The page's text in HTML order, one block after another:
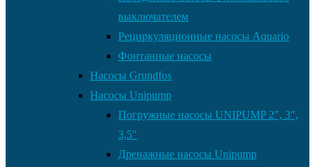
выключателем
Рециркуляционные насосы Aquario
Фонтанные насосы
Насосы Grundfos
Насосы Unipump
Погружные насосы UNIPUMP 2″, 3″,
3,5″
Дренажные насосы Unipump